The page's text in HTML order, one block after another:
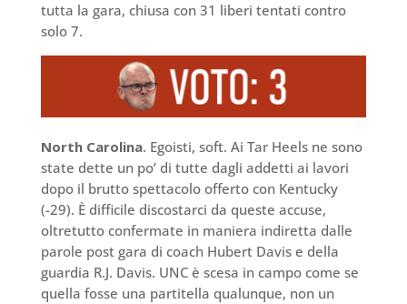
tutta la gara, chiusa con 31 liberi tentati contro
solo 7.
North Carolina. Egoisti, soft. Ai Tar Heels ne sono
state dette un po’ di tutte dagli addetti ai lavori
dopo il brutto spettacolo offerto con Kentucky
(-29). È difficile discostarci da queste accuse,
oltretutto confermate in maniera indiretta dalle
parole post gara di coach Hubert Davis e della
guardia R.J. Davis. UNC è scesa in campo come se
quella fosse una partitella qualunque, non un